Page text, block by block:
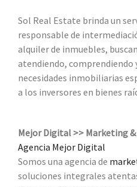
Sol Real Estate brinda un
responsable de
alquiler de inmuebles,
atendiendo, comprendiendo
necesidades inmobiliarias
a los inversores en bienes
Mejor Digital >> Marketing
Agencia Mejor Digital
Somos una agencia de
soluciones integrales